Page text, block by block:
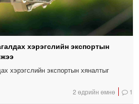
хэрэгслийн экспортын
хэрэгслийн экспортын хяналтыг
2 өдрийн өмнө 1